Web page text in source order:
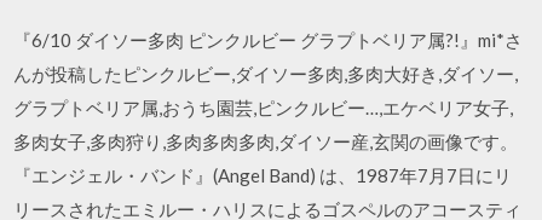
『6/10 ダイソー多肉 ピンクルビー グラプトベリア属?!』mi*さ
んが投稿したピンクルビー,ダイソー多肉,多肉大好き,ダイソー,
グラプトベリア属,おうち園芸,ピンクルビー…,エケベリア女子,
多肉女子,多肉狩り,多肉多肉多肉,ダイソー産,玄関の画像です。
『エンジェル・バンド』(Angel Band) は、1987年7月7日にリ
リースされたエミルー・ハリスによるゴスペルのアコースティ